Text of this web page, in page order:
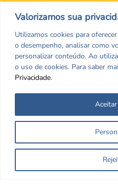
Valorizamos sua
Utilizamos cookies para
o desempenho, analisar como
personalizar conteúdo. Ao
o uso de cookies. Para saber
Privacidade.
Nos encontre